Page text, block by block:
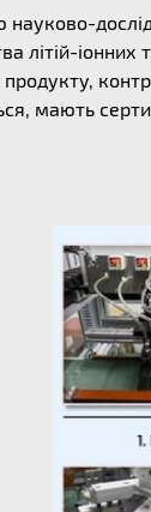
науково-
літій-іонних
мають